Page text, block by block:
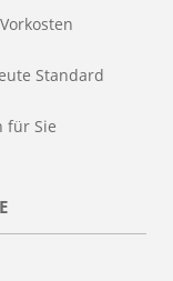
Standard
für Sie